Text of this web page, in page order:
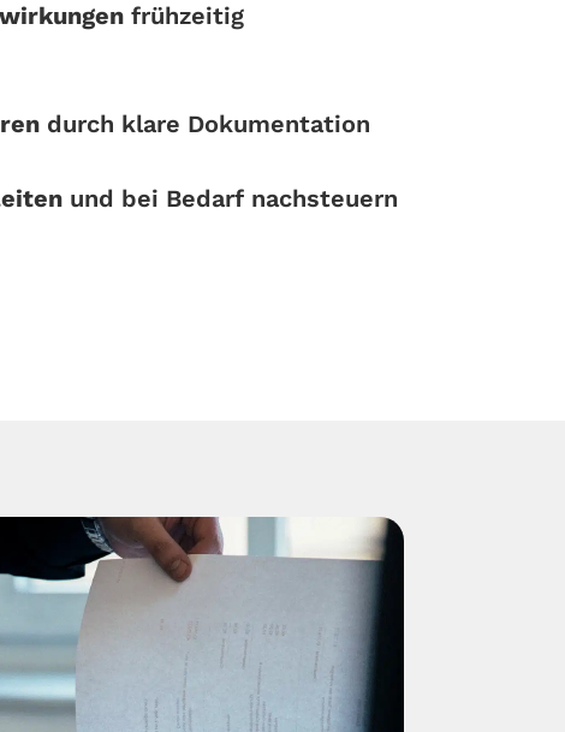
frühzeitig
durch klare Dokumentation
und bei Bedarf nachsteuern